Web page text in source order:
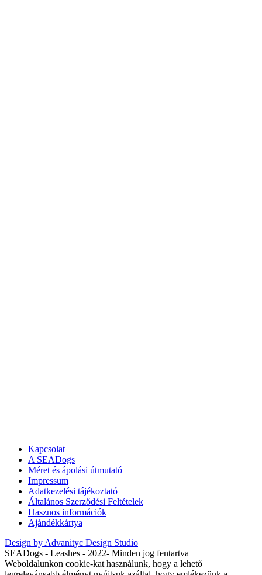
Kapcsolat
A SEADogs
Méret és ápolási útmutató
Impressum
Adatkezelési tájékoztató
Általános Szerződési Feltételek
Hasznos információk
Ajándékkártya
Design by Advanityc Design Studio
SEADogs - Leashes - 2022- Minden jog fentartva
Weboldalunkon cookie-kat használunk, hogy a lehető